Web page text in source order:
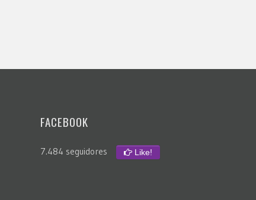
FACEBOOK
7.484 seguidores Like!